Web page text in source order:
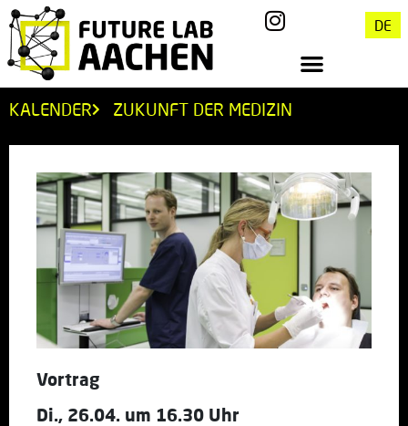
DE
KALENDER ZUKUNFT DER MEDIZIN
Vortrag
Di., 26.04. um 16.30 Uhr